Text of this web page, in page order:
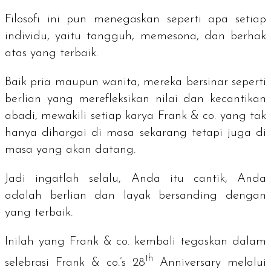
Filosofi ini pun menegaskan seperti apa setiap
individu, yaitu tangguh, memesona, dan berhak
atas yang terbaik.
Baik pria maupun wanita, mereka bersinar seperti
berlian yang merefleksikan nilai dan kecantikan
abadi, mewakili setiap karya Frank & co. yang tak
hanya dihargai di masa sekarang tetapi juga di
masa yang akan datang.
Jadi ingatlah selalu, Anda itu cantik, Anda
adalah berlian dan layak bersanding dengan
yang terbaik.
Inilah yang Frank & co. kembali tegaskan dalam
selebrasi Frank & co.’s 28th Anniversary melalui